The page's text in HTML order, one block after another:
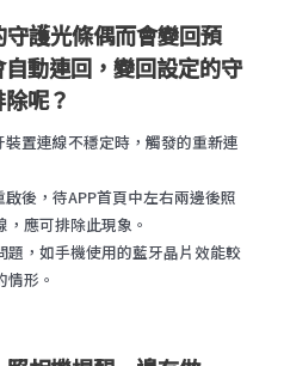
護光條偶而會變回預
動連回，變回設定的守
呢？
置連線不穩定時，觸發的重新連
後，待APP首頁中左右兩邊後照
應可排除此現象。
，如手機使用的藍牙晶片效能較
形。